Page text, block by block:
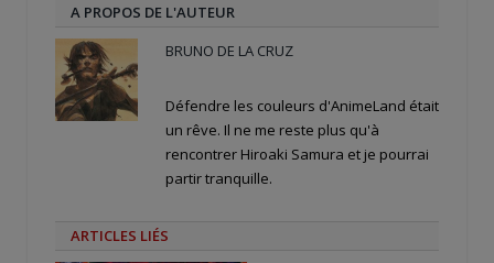
A PROPOS DE L'AUTEUR
BRUNO DE LA CRUZ
Défendre les couleurs d'AnimeLand était
un rêve. Il ne me reste plus qu'à
rencontrer Hiroaki Samura et je pourrai
partir tranquille.
ARTICLES LIÉS